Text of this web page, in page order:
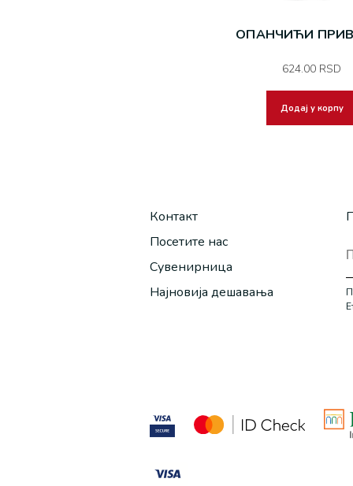
ОПАНЧИЋИ
624.00 RSD
Додај у корпу
Контакт
Посетите нас
Сувенирница
Најновија дешавања